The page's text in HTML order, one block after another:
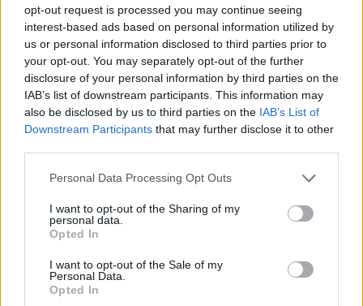
opt-out request is processed you may continue seeing
interest-based ads based on personal information utilized by
us or personal information disclosed to third parties prior to
your opt-out. You may separately opt-out of the further
disclosure of your personal information by third parties on the
IAB’s list of downstream participants. This information may
also be disclosed by us to third parties on the IAB’s List of
Downstream Participants that may further disclose it to other
Please note that this website/app uses one or more Google
not limited to your visit or usage behaviour. You may click to
grant or deny consent to Google and its third-party tags to
use your data for below specified purposes in below Google
consent section.
Personal Data Processing Opt Outs
I want to opt-out of the Sharing of my
personal data.
Opted In
I want to opt-out of the Sale of my
Personal Data.
Opted In
Facebookon is!